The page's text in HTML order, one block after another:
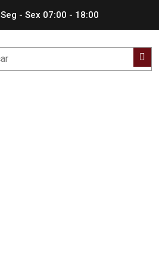
Seg - Sex 07:00 - 18:00